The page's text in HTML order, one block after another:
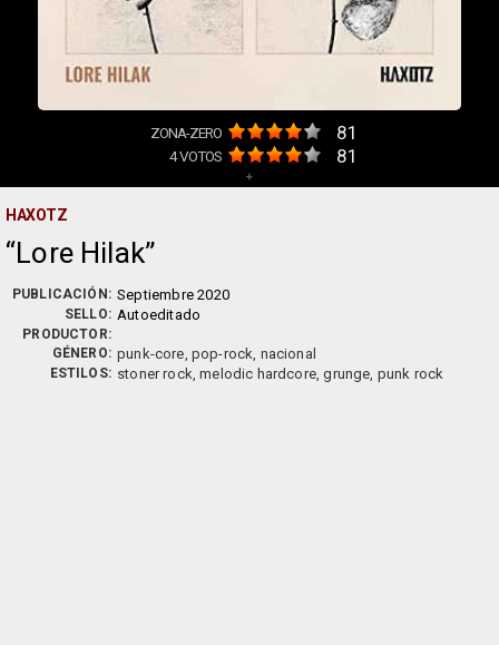
ZONA-ZERO 81
4VOTOS 81
+
HAXOTZ
Lore Hilak
PUBLICACIÓN: Septiembre 2020
SELLO: Autoeditado
PRODUCTOR:
GÉNERO: punk-core, pop-rock, nacional
ESTILOS: stoner rock, melodic hardcore, grunge, punk rock